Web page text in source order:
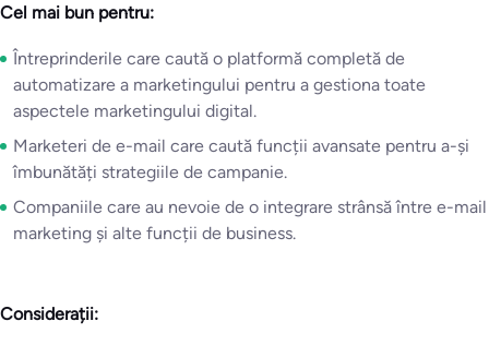
Cel mai bun pentru:
Întreprinderile care caută o platformă completă de
automatizare a marketingului pentru a gestiona toate
aspectele marketingului digital.
Marketeri de e-mail care caută funcții avansate pentru a-și
îmbunătăți strategiile de campanie.
Companiile care au nevoie de o integrare strânsă între e-mail
marketing și alte funcții de business.
Considerații: